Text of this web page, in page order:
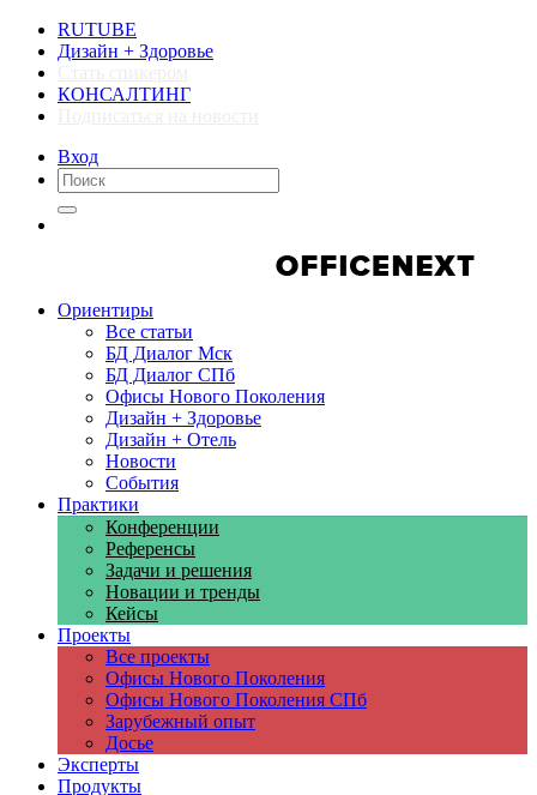
RUTUBE
Дизайн + Здоровье
КОНСАЛТИНГ
Вход
Ориентиры
Все статьи
БД Диалог Мск
БД Диалог СПб
Офисы Нового Поколения
Дизайн + Здоровье
Дизайн + Отель
Новости
События
Практики
Конференции
Референсы
Задачи и решения
Новации и тренды
Кейсы
Проекты
Все проекты
Офисы Нового Поколения
Офисы Нового Поколения СПб
Зарубежный опыт
Досье
Эксперты
Продукты